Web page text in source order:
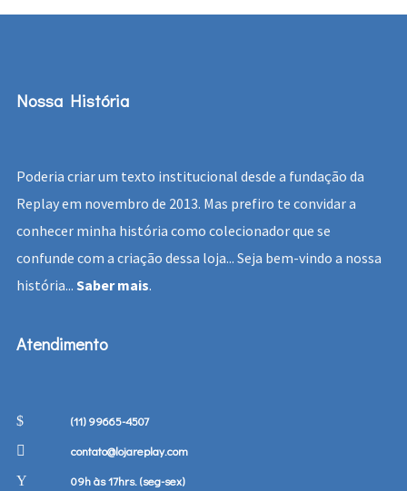
Nossa História
Poderia criar um texto institucional desde a fundação da
Replay em novembro de 2013. Mas prefiro te convidar a
conhecer minha história como colecionador que se
confunde com a criação dessa loja... Seja bem-vindo a nossa
história... Saber mais.
Atendimento
(11) 99665-4507
contato@lojareplay.com
09h às 17hrs. (seg-sex)